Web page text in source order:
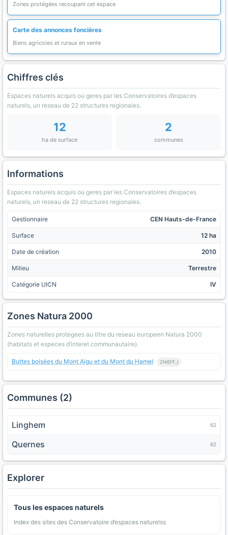
Zones protégées recoupant cet espace
Carte des annonces foncières
Biens agricoles et ruraux en vente
Chiffres clés
Espaces naturels acquis ou geres par les Conservatoires d’espaces
naturels, un reseau de 22 structures regionales.
12
ha de surface
2
communes
Informations
Espaces naturels acquis ou geres par les Conservatoires d’espaces
naturels, un reseau de 22 structures regionales.
Gestionnaire CEN Hauts-de-France
Surface 12 ha
Date de création 2010
Milieu Terrestre
Catégorie UICN IV
Zones Natura 2000
Zones naturelles protegees au titre du reseau europeen Natura 2000
(habitats et especes d’interet communautaire).
Buttes boisées du Mont Aigu et du Mont du Hamel ZNIEFF_I
Communes (2)
Linghem 62
Quernes 62
Explorer
Tous les espaces naturels
Index des sites des Conservatoire d’espaces naturelss